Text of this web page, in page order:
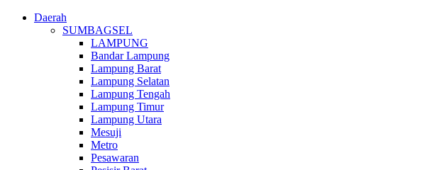
Daerah
SUMBAGSEL
LAMPUNG
Bandar Lampung
Lampung Barat
Lampung Selatan
Lampung Tengah
Lampung Timur
Lampung Utara
Mesuji
Metro
Pesawaran